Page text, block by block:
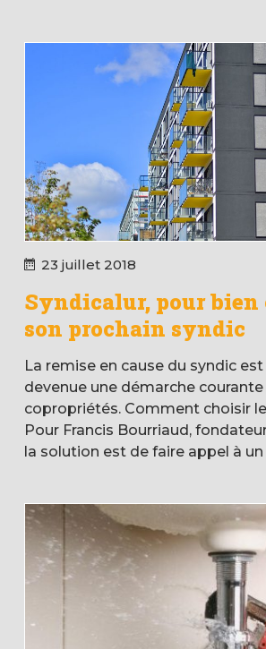
23 juillet 2018
Syndicalur, pour
son prochain syndic
La remise en cause du syndic
devenue une démarche
copropriétés. Comment choisir
Pour Francis Bourriaud,
la solution est de faire appel à